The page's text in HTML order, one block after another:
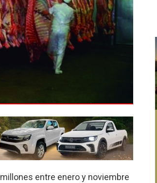
entre enero y noviembre